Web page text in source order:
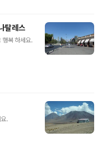
탈레스
행복 하세요.
.